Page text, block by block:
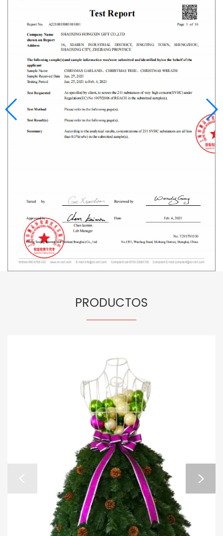
PRODUCTOS